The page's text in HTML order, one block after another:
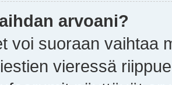
arvoani?
voi suoraan vaihtaa
vieressä